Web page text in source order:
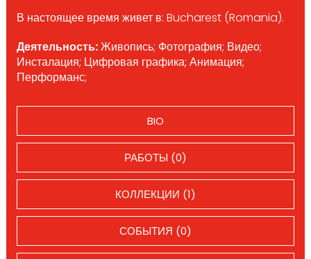
В настоящее время живет в: Bucharest (Romania).
Деятельность:Живопись; Фотография; Видео;
Инсталация; Цифровая графика; Анимация;
Перформанс;
BIO
РАБОТЫ (0)
КОЛЛЕКЦИИ (1)
СОБЫТИЯ (0)